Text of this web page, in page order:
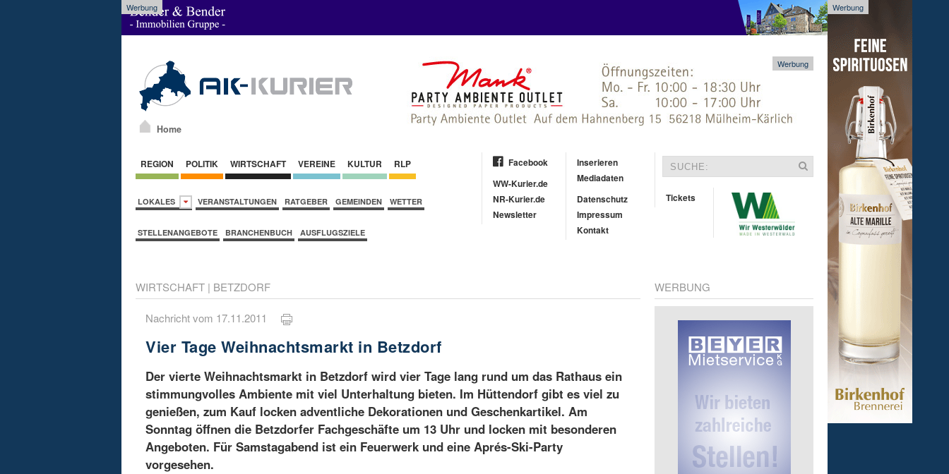
Werbung Werbung
Home
Werbung
REGION POLITIK WIRTSCHAFT VEREINE KULTUR RLP
LOKALES VERANSTALTUNGEN RATGEBER GEMEINDEN WETTER
STELLENANGEBOTE BRANCHENBUCH AUSFLUGSZIELE
Facebook
WW-Kurier.de
NR-Kurier.de
Newsletter
Inserieren
Mediadaten
Datenschutz
Impressum
Kontakt
Tickets
WIRTSCHAFT | BETZDORF
Nachricht vom 17.11.2011
Vier Tage Weihnachtsmarkt in Betzdorf
Der vierte Weihnachtsmarkt in Betzdorf wird vier Tage lang rund um das Rathaus ein
stimmungvolles Ambiente mit viel Unterhaltung bieten. Im Hüttendorf gibt es viel zu
genießen, zum Kauf locken adventliche Dekorationen und Geschenkartikel. Am
Sonntag öffnen die Betzdorfer Fachgeschäfte um 13 Uhr und locken mit besonderen
Angeboten. Für Samstagabend ist ein Feuerwerk und eine Aprés-Ski-Party
vorgesehen.
WERBUNG